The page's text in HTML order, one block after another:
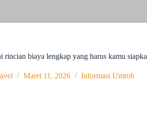
rincian biaya lengkap yang harus kamu
Maret 11, 2026 Informasi Umroh